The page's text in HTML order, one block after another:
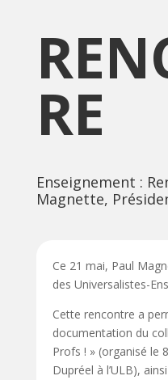
RE
Enseignement :
Magnette,
Ce 21 mai, Paul
des Universalistes-
Cette rencontre a
documentation du
Profs ! » (organisé le
Dupréel à l’ULB),